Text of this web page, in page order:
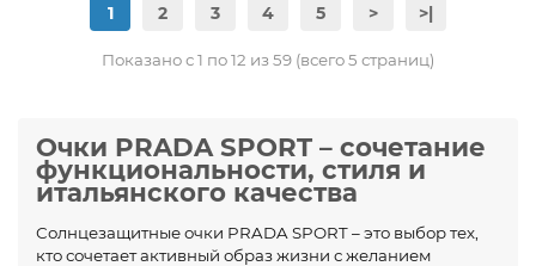
1 2 3 4 5 > >|
Показано с 1 по 12 из 59 (всего 5 страниц)
Очки PRADA SPORT – сочетание
функциональности, стиля и
итальянского качества
Солнцезащитные очки PRADA SPORT – это выбор тех,
кто сочетает активный образ жизни с желанием